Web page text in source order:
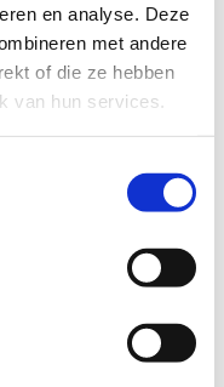
en analyse. Deze
met andere
of die ze hebben
van hun services.